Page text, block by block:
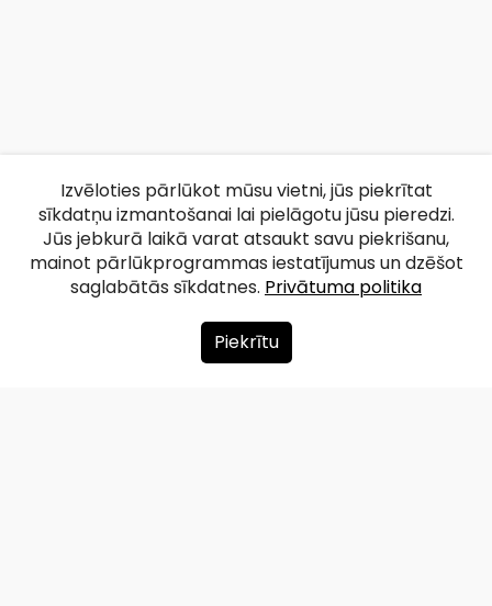
Par mums
Izvēloties pārlūkot mūsu vietni, jūs piekrītat
sīkdatņu izmantošanai lai pielāgotu jūsu pieredzi.
Jūs jebkurā laikā varat atsaukt savu piekrišanu,
mainot pārlūkprogrammas iestatījumus un dzēšot
saglabātās sīkdatnes. Privātuma politika
Piekrītu